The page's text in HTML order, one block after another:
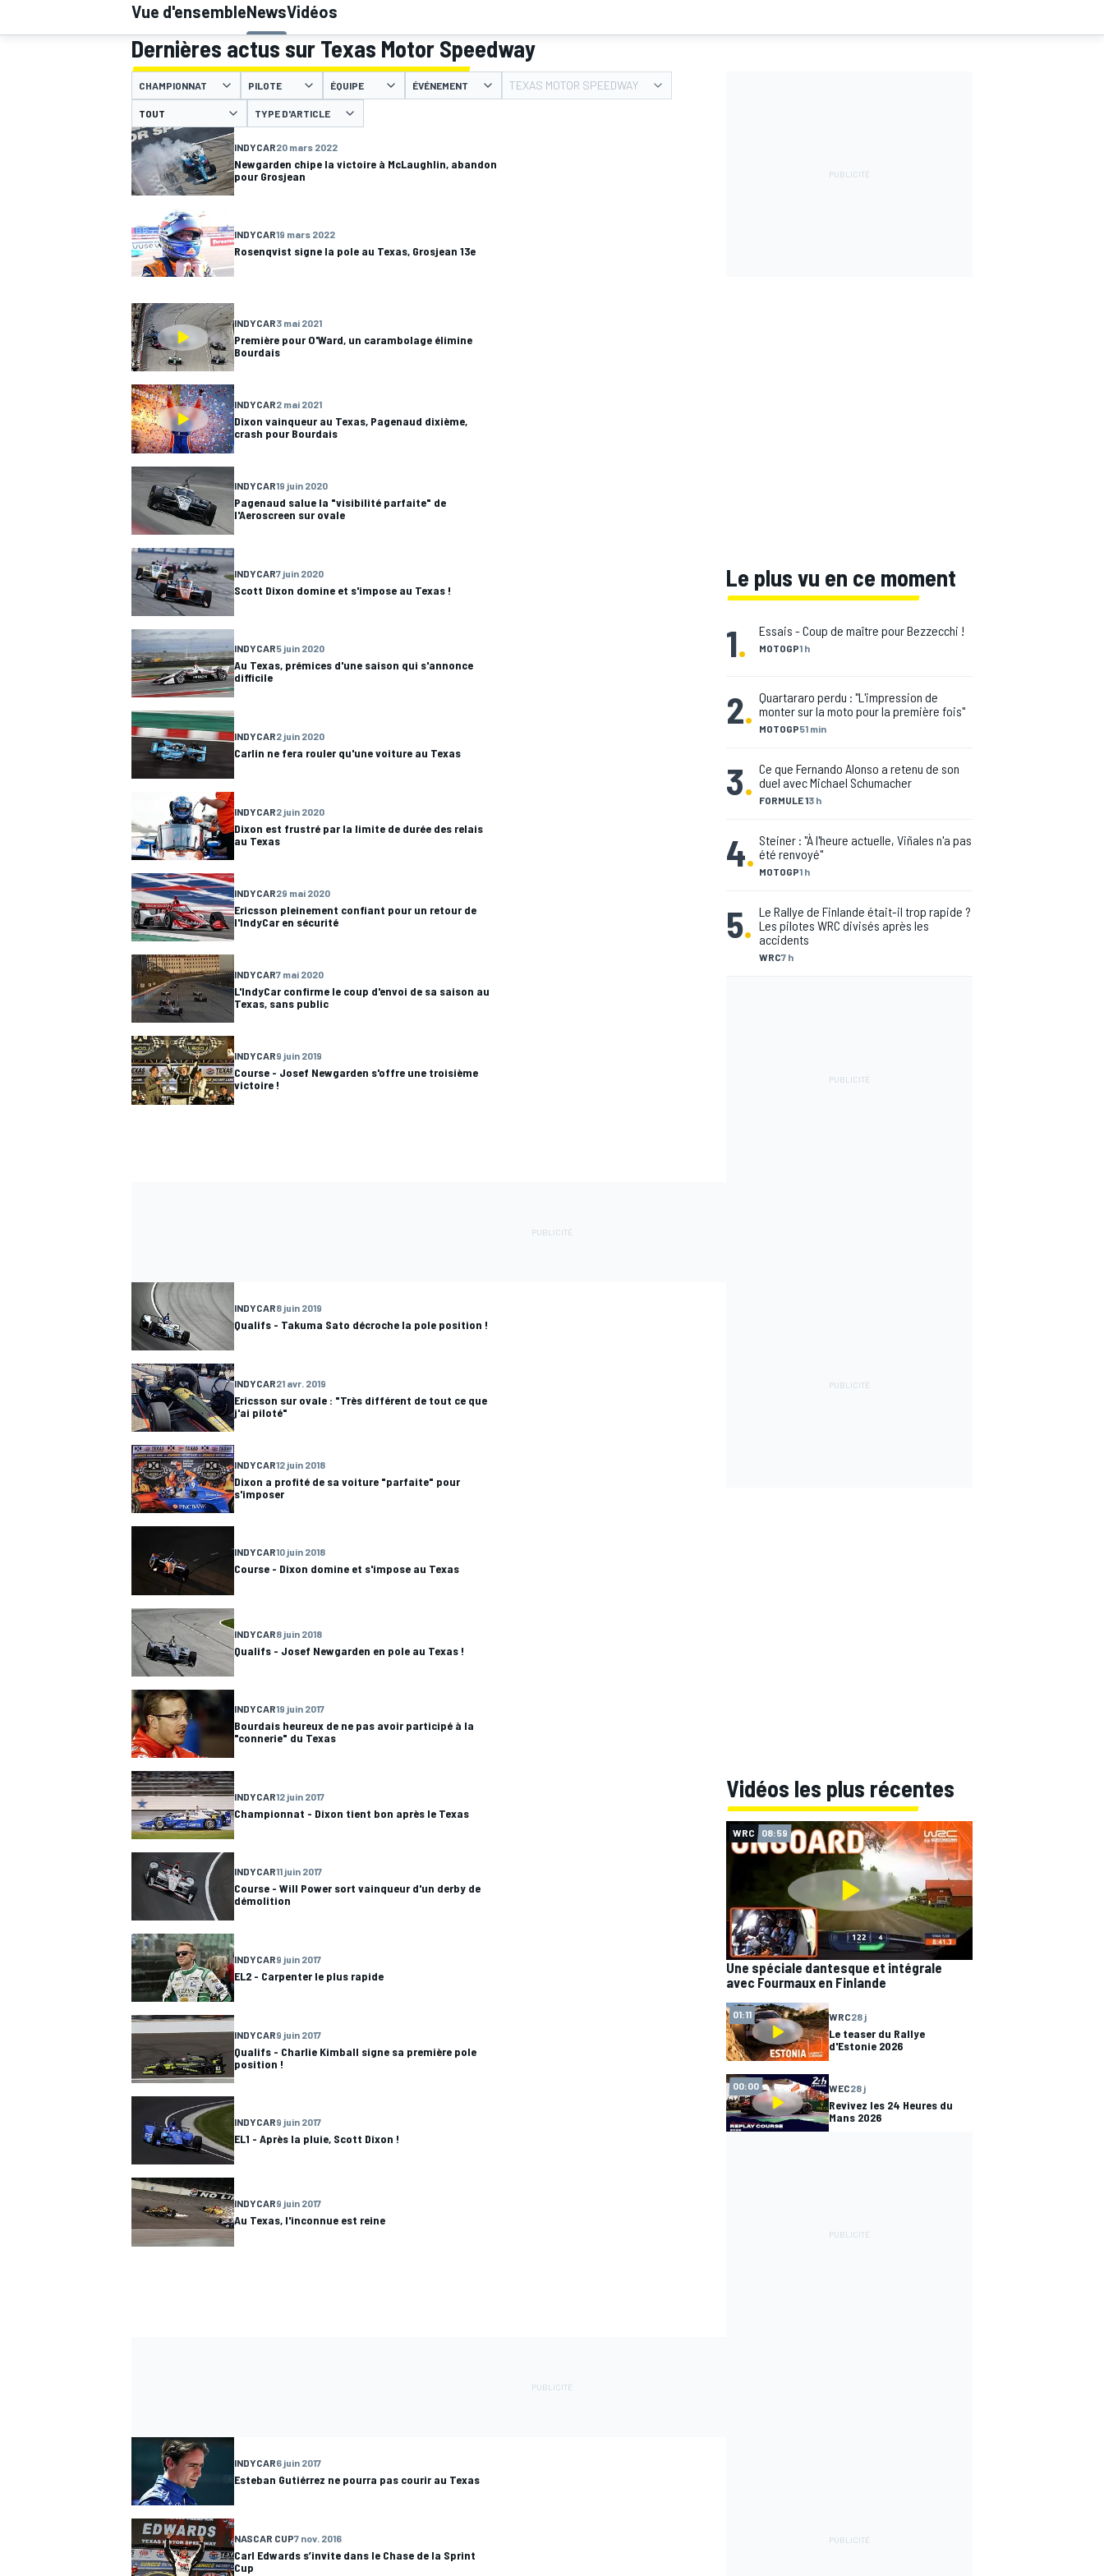
MOTOGP
WRC
WEC
AUTRES CHAMPIONNATS
Vue d'ensembleNewsVidéos
Dernières actus sur Texas Motor Speedway
CHAMPIONNAT PILOTE ÉQUIPE ÉVÉNEMENT TEXAS MOTOR SPEEDWAY
TYPE D'ARTICLE
INDYCAR20 mars 2022
Newgarden chipe la victoire à McLaughlin, abandon
pour Grosjean
INDYCAR19 mars 2022
Rosenqvist signe la pole au Texas, Grosjean 13e
INDYCAR3 mai 2021
Première pour O'Ward, un carambolage élimine
Bourdais
INDYCAR2 mai 2021
Dixon vainqueur au Texas, Pagenaud dixième,
crash pour Bourdais
INDYCAR19 juin 2020
Pagenaud salue la "visibilité parfaite" de
l'Aeroscreen sur ovale
INDYCAR7 juin 2020
Scott Dixon domine et s'impose au Texas !
INDYCAR5 juin 2020
Au Texas, prémices d'une saison qui s'annonce
difficile
INDYCAR2 juin 2020
Carlin ne fera rouler qu'une voiture au Texas
INDYCAR2 juin 2020
Dixon est frustré par la limite de durée des relais
au Texas
INDYCAR29 mai 2020
Ericsson pleinement confiant pour un retour de
l'IndyCar en sécurité
INDYCAR7 mai 2020
L'IndyCar confirme le coup d'envoi de sa saison au
Texas, sans public
INDYCAR9 juin 2019
Course - Josef Newgarden s'offre une troisième
victoire !
Le plus vu en ce moment
1. MOTOGP1 h
Essais - Coup de maître pour Bezzecchi !
2. MOTOGP51 min
Quartararo perdu : "L'impression de
monter sur la moto pour la première fois"
3. FORMULE 13 h
Ce que Fernando Alonso a retenu de son
duel avec Michael Schumacher
4. MOTOGP1 h
Steiner : "À l'heure actuelle, Viñales n'a pas
été renvoyé"
5.
WRC7 h
Le Rallye de Finlande était-il trop rapide ?
Les pilotes WRC divisés après les
accidents
INDYCAR8 juin 2019
Qualifs - Takuma Sato décroche la pole position !
INDYCAR21 avr. 2019
Ericsson sur ovale : "Très différent de tout ce que
j'ai piloté"
INDYCAR12 juin 2018
Dixon a profité de sa voiture "parfaite" pour
s'imposer
INDYCAR10 juin 2018
Course - Dixon domine et s'impose au Texas
INDYCAR8 juin 2018
Qualifs - Josef Newgarden en pole au Texas !
INDYCAR19 juin 2017
Bourdais heureux de ne pas avoir participé à la
"connerie" du Texas
INDYCAR12 juin 2017
Championnat - Dixon tient bon après le Texas
INDYCAR11 juin 2017
Course - Will Power sort vainqueur d'un derby de
démolition
INDYCAR9 juin 2017
EL2 - Carpenter le plus rapide
INDYCAR9 juin 2017
Qualifs - Charlie Kimball signe sa première pole
position !
INDYCAR9 juin 2017
EL1 - Après la pluie, Scott Dixon !
INDYCAR9 juin 2017
Au Texas, l'inconnue est reine
Vidéos les plus récentes
WRC 08:59
Une spéciale dantesque et intégrale
avec Fourmaux en Finlande
01:11 WRC28 j
Le teaser du Rallye
d'Estonie 2026
00:00 WEC28 j
Revivez les 24 Heures du
Mans 2026
INDYCAR6 juin 2017
Esteban Gutiérrez ne pourra pas courir au Texas
NASCAR CUP7 nov. 2016
Carl Edwards s’invite dans le Chase de la Sprint
Cup